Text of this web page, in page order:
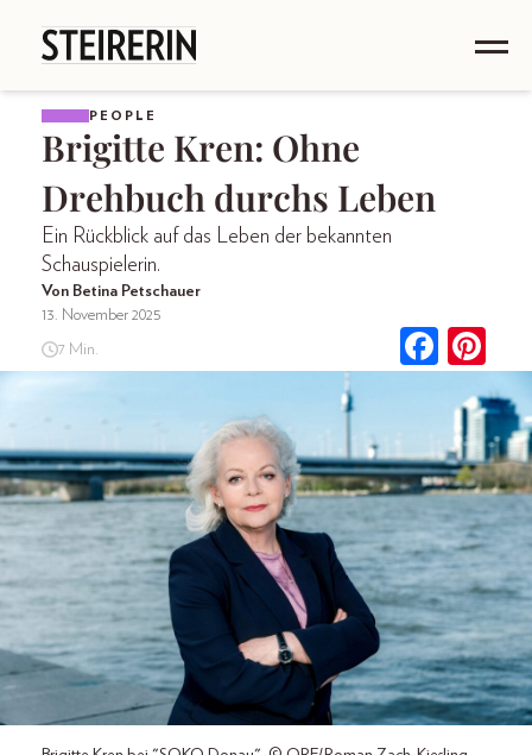
PEOPLE
Brigitte Kren: Ohne
Drehbuch durchs Leben
Ein Rückblick auf das Leben der bekannten
Schauspielerin.
Von Betina Petschauer
13. November 2025
7 Min.